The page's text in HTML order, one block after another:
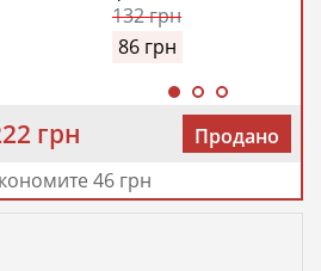
132грн
86 грн
грн
Продано
46 грн